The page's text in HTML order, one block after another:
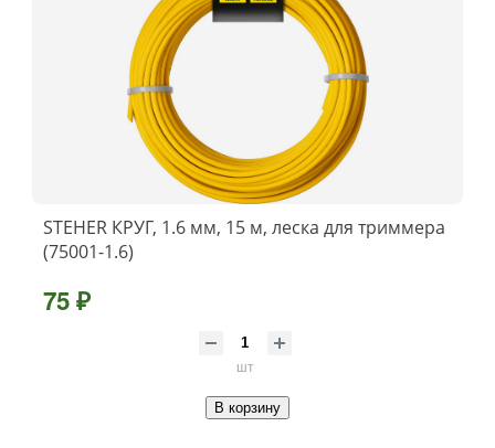
STEHER КРУГ, 1.6 мм, 15 м, леска для триммера
(75001-1.6)
75 ₽
шт
В корзину